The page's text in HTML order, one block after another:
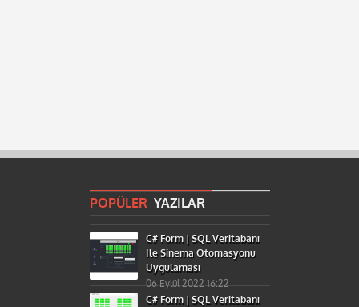
POPÜLER YAZILAR
C# Form | SQL Veritabanı
İle Sinema Otomasyonu
Uygulaması
06 Eylül 2022 16:22
C# Form | SQL Veritabanı